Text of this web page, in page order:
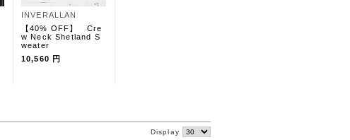
INVERALLAN
【40% OFF】 Cre
w Neck Shetland S
weater
10,560 円
Display